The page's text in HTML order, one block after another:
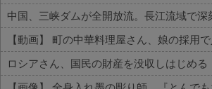
中国、三峡ダムが全開放流。長江流域で深
ロシアさん、国民の財産を没収しはじめる